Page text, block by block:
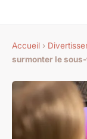
Accueil ›
surmonter le